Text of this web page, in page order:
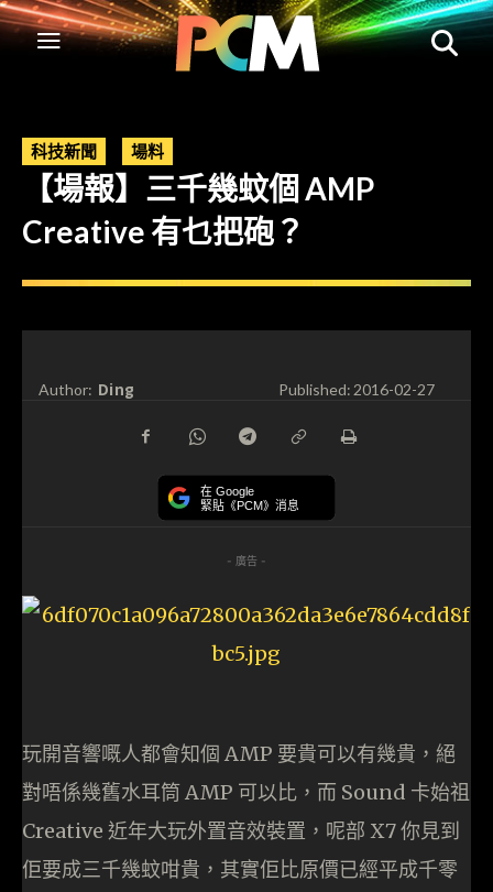
科技新聞 場料
【場報】三千幾蚊個 AMP
Creative 有乜把砲？
Author: Ding Published:2016-02-27
在 Google
緊貼《PCM》消息
- 廣告 -
玩開音響嘅人都會知個 AMP 要貴可以有幾貴，絕
對唔係幾舊水耳筒 AMP 可以比，而 Sound 卡始祖
Creative 近年大玩外置音效裝置，呢部 X7 你見到
佢要成三千幾蚊咁貴，其實佢比原價已經平成千零